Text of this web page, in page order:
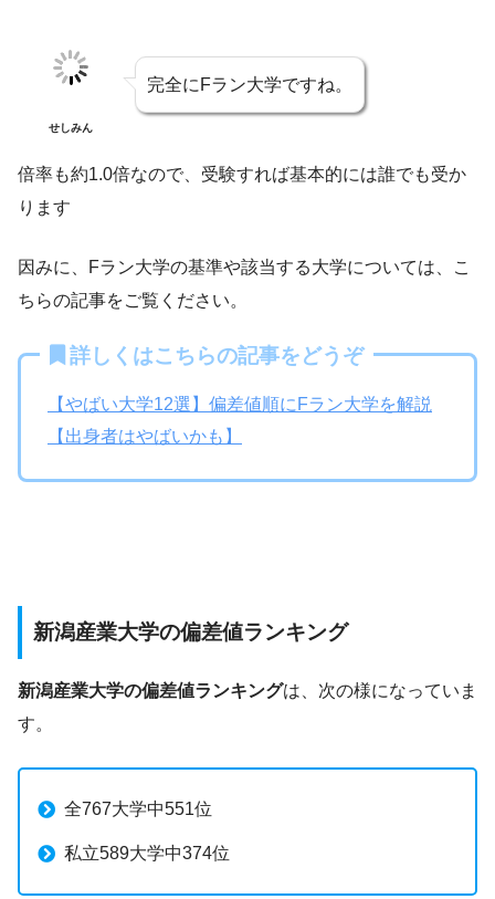
せしみん
完全にFラン大学ですね。
倍率も約1.0倍なので、受験すれば基本的には誰でも受か
ります
因みに、Fラン大学の基準や該当する大学については、こ
ちらの記事をご覧ください。
詳しくはこちらの記事をどうぞ
【やばい大学12選】偏差値順にFラン大学を解説
【出身者はやばいかも】
新潟産業大学の偏差値ランキング
新潟産業大学の偏差値ランキングは、次の様になっていま
す。
全767大学中551位
私立589大学中374位